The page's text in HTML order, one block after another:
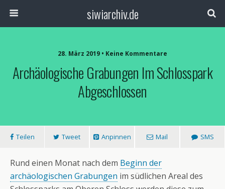
siwiarchiv.de
28. März 2019 • Keine Kommentare
Archäologische Grabungen Im Schlosspark
Abgeschlossen
Teilen Tweet Anpinnen Mail SMS
Rund einen Monat nach dem Beginn der
archäologischen Grabungen im südlichen Areal des